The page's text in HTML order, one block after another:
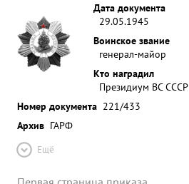
Дата документа
29.05.1945
Воинское звание
генерал-майор
Кто наградил
Президиум ВС СССР
Номер документа 221/433
Архив ГАРФ
Ещё